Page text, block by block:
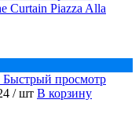
Curtain Piazza Alla
Быстрый просмотр
/ шт В корзину